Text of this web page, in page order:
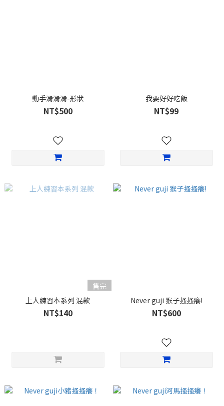
動手滑滑滑-形狀
NT$500
我要好好吃飯
NT$99
售完
上人練習本系列 混款
NT$140
Never guji 猴子搔搔癢!
NT$600